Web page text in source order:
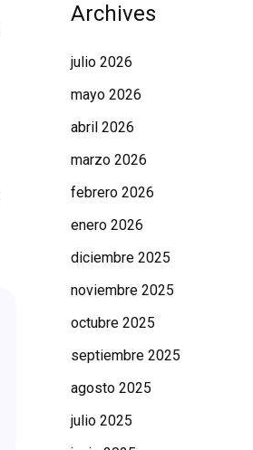
Archives
julio 2026
mayo 2026
abril 2026
marzo 2026
febrero 2026
enero 2026
diciembre 2025
noviembre 2025
octubre 2025
septiembre 2025
agosto 2025
julio 2025